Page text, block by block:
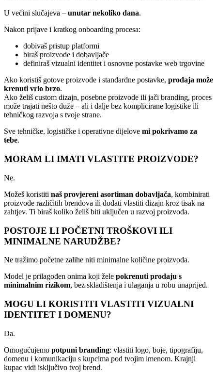
U većini slučajeva – unutar nekoliko dana.
Nakon prijave i kratkog onboarding procesa:
dobivaš pristup platformi
biraš proizvode i dobavljače
definiraš vizualni identitet i osnovne postavke web trgovine
Ako koristiš gotove proizvode i standardne postavke, prodaja može
krenuti vrlo brzo.
Ako želiš custom dizajn, posebne proizvode ili jači branding, proces
može trajati nešto duže – ali i dalje bez komplicirane logistike ili
tehničkog razvoja s tvoje strane.
Sve tehničke, logističke i operativne dijelove mi pokrivamo za
tebe.
MORAM LI IMATI VLASTITE PROIZVODE?
Ne.
Možeš koristiti naš provjereni asortiman dobavljača, kombinirati
proizvode različitih brendova ili dodati vlastiti dizajn kroz tisak na
zahtjev. Ti biraš koliko želiš biti uključen u razvoj proizvoda.
POSTOJE LI POČETNI TROŠKOVI ILI
MINIMALNE NARUDŽBE?
Ne tražimo početne zalihe niti minimalne količine proizvoda.
Model je prilagođen onima koji žele pokrenuti prodaju s
minimalnim rizikom, bez skladištenja i ulaganja u robu unaprijed.
MOGU LI KORISTITI VLASTITI VIZUALNI
IDENTITET I DOMENU?
Da.
Omogućujemo potpuni branding: vlastiti logo, boje, tipografiju,
domenu i komunikaciju s kupcima pod tvojim imenom. Krajnji
kupac vidi isključivo tvoj brend.